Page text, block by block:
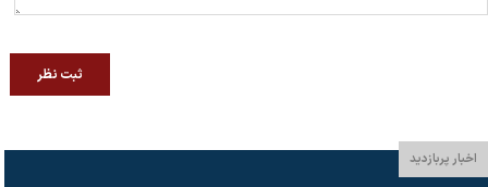
ثبت نظر
اخبار پربازدید